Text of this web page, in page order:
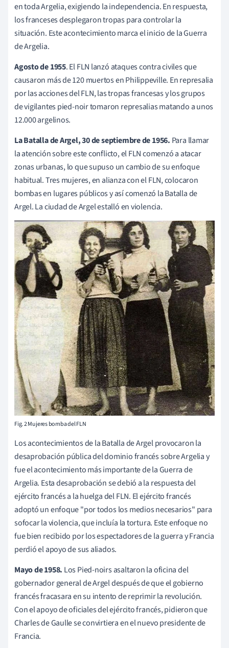
en toda Argelia, exigiendo la independencia. En respuesta,
los franceses desplegaron tropas para controlar la
situación. Este acontecimiento marca el inicio de la Guerra
de Argelia.
Agosto de 1955. El FLN lanzó ataques contra civiles que
causaron más de 120 muertos en Philippeville. En represalia
por las acciones del FLN, las tropas francesas y los grupos
de vigilantes pied-noir tomaron represalias matando a unos
12.000 argelinos.
La Batalla de Argel, 30 de septiembre de 1956. Para llamar
la atención sobre este conflicto, el FLN comenzó a atacar
zonas urbanas, lo que supuso un cambio de su enfoque
habitual. Tres mujeres, en alianza con el FLN, colocaron
bombas en lugares públicos y así comenzó la Batalla de
Argel. La ciudad de Argel estalló en violencia.
Fig. 2 Mujeres bomba del FLN
Los acontecimientos de la Batalla de Argel provocaron la
desaprobación pública del dominio francés sobre Argelia y
fue el acontecimiento más importante de la Guerra de
Argelia. Esta desaprobación se debió a la respuesta del
ejército francés a la huelga del FLN. El ejército francés
adoptó un enfoque "por todos los medios necesarios" para
sofocar la violencia, que incluía la tortura. Este enfoque no
fue bien recibido por los espectadores de la guerra y Francia
perdió el apoyo de sus aliados.
Mayo de 1958. Los Pied-noirs asaltaron la oficina del
gobernador general de Argel después de que el gobierno
francés fracasara en su intento de reprimir la revolución.
Con el apoyo de oficiales del ejército francés, pidieron que
Charles de Gaulle se convirtiera en el nuevo presidente de
Francia.